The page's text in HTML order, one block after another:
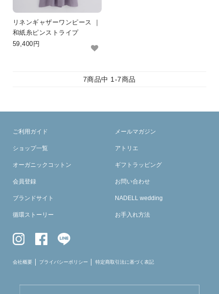
リネンギャザーワンピース ｜
和紙糸ピンストライプ
59,400円
7商品中 1-7商品
ご利用ガイド
ショップ一覧
オーガニックコットン
会員登録
ブランドサイト
循環ストーリー
メールマガジン
アトリエ
ギフトラッピング
お問い合わせ
NADELL wedding
お手入れ方法
会社概要 プライバシーポリシー 特定商取引法に基づく表記